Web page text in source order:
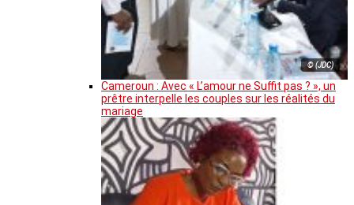
© (JDC)
Cameroun : Avec « L’amour ne Suffit pas ? », un
prêtre interpelle les couples sur les réalités du
mariage